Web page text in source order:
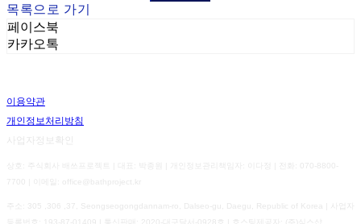
목록으로 가기
페이스북
카카오톡
이용약관
개인정보처리방침
사업자정보확인
상호: 주식회사 배쓰프로젝트 | 대표: 박종원 | 개인정보관리책임자: 이다정 | 전화: 070-8800-
7700 | 이메일: office@bathproject.kr
주소: 305 ,306 ,37, Seongseogongdannam-ro, Dalseo-gu, Daegu, Republic of Korea | 사업자
193-87-01409 2020-대구달서-0928호 | 호스팅제공자: (주)식스샵